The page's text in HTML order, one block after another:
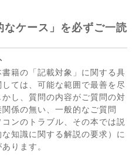
なケース」を必ずご一読
籍の「記載対象」に関する具
ては、可能な範囲で最善を尽
し、質問の内容がご質問の対
係の無い、一般的なご質問
コンのトラブル、その本では説
知識に関する解説の要求）に
ります。